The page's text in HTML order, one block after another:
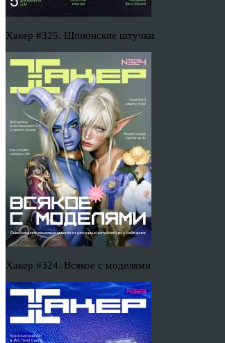
Хакер #325. Шпионские штучки
Хакер #324. Всякое с моделями